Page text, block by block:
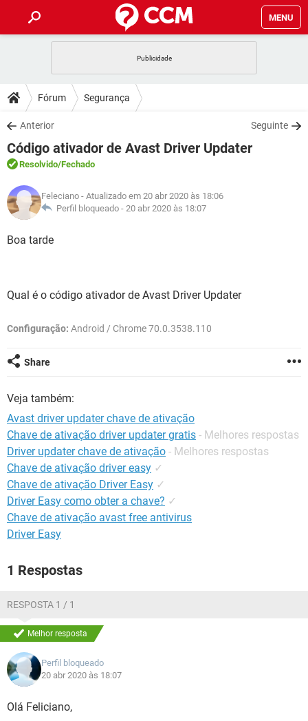
MENU
CELULAR
OUTLOOK
INSTAGRAM GMAIL
GUIA DE COMPRAS
DICAS
JOGOS
OUTLOOK
INSTAGRAM
GUIA DE COMPRAS
DOWNLOADS
JOGOS WHATSAPP
CELULAR
OUTLOOK EXCEL
INSTAGRAM
GUIA DE COMPRAS
FÓRUM
JOGOS
CELULAR FACEBOOK
GLOSSÁRIO
JOGOS
CELULAR
INSTAGRAM GMAIL
Fórum Segurança
Anterior Seguinte
Código ativador de Avast Driver Updater
Resolvido/Fechado
Feleciano - Atualizado em 20 abr 2020 às 18:06
Perfil bloqueado - 20 abr 2020 às 18:07
Boa tarde
Qual é o código ativador de Avast Driver Updater
Configuração: Android / Chrome 70.0.3538.110
Share
Veja também:
Avast driver updater chave de ativação
Chave de ativação driver updater gratis - Melhores respostas
Driver updater chave de ativação - Melhores respostas
Chave de ativação driver easy ✓
Chave de ativação Driver Easy ✓
Driver Easy como obter a chave? ✓
Chave de ativação avast free antivirus
Driver Easy
1 Respostas
RESPOSTA 1 / 1
Melhor resposta
Perfil bloqueado
20 abr 2020 às 18:07
Olá Feliciano,